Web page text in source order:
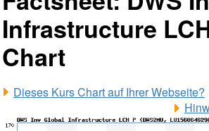
Infrastructure
Chart
Dieses Kurs Chart auf Ihrer Webseite?